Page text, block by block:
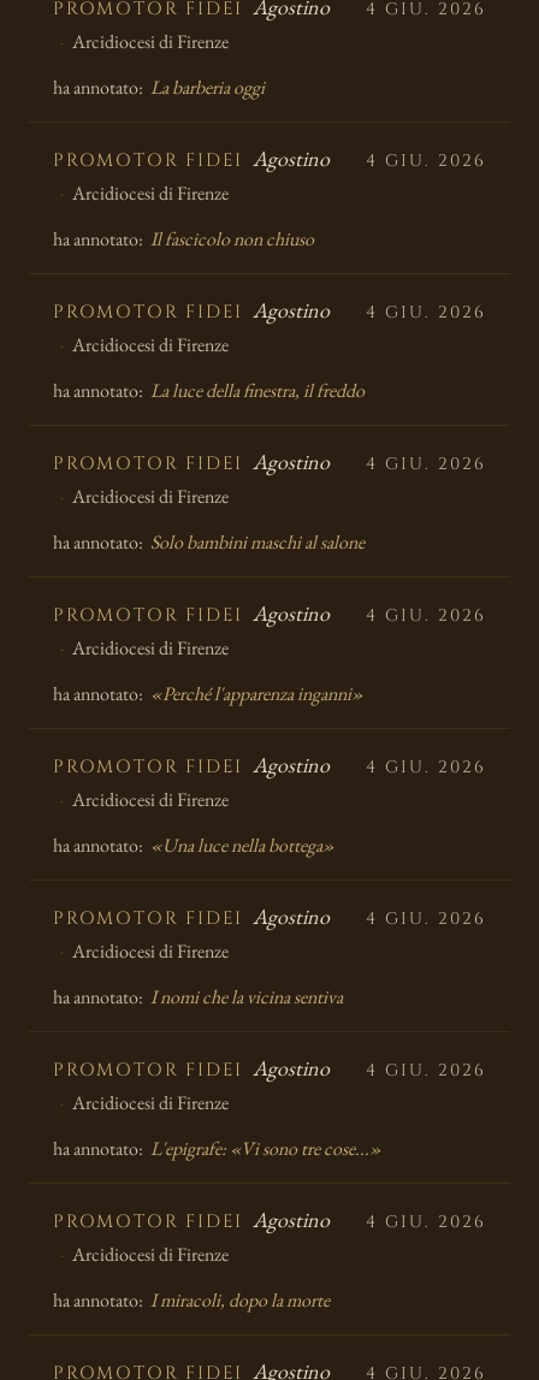
PROMOTOR FIDEI Agostino
Arcidiocesi di Firenze
4 GIU. 2026
ha annotato: La barberia oggi
PROMOTOR FIDEI Agostino
Arcidiocesi di Firenze
4 GIU. 2026
ha annotato: Il fascicolo non chiuso
PROMOTOR FIDEI Agostino
Arcidiocesi di Firenze
4 GIU. 2026
ha annotato: La luce della finestra, il freddo
PROMOTOR FIDEI Agostino
Arcidiocesi di Firenze
4 GIU. 2026
ha annotato: Solo bambini maschi al salone
PROMOTOR FIDEI Agostino
Arcidiocesi di Firenze
4 GIU. 2026
ha annotato: «Perché l'apparenza inganni»
PROMOTOR FIDEI Agostino
Arcidiocesi di Firenze
4 GIU. 2026
ha annotato: «Una luce nella bottega»
PROMOTOR FIDEI Agostino
Arcidiocesi di Firenze
4 GIU. 2026
ha annotato: I nomi che la vicina sentiva
PROMOTOR FIDEI Agostino
Arcidiocesi di Firenze
4 GIU. 2026
ha annotato: L'epigrafe: «Vi sono tre cose...»
PROMOTOR FIDEI Agostino
Arcidiocesi di Firenze
4 GIU. 2026
ha annotato: I miracoli, dopo la morte
PROMOTOR FIDEI Agostino 4 GIU. 2026